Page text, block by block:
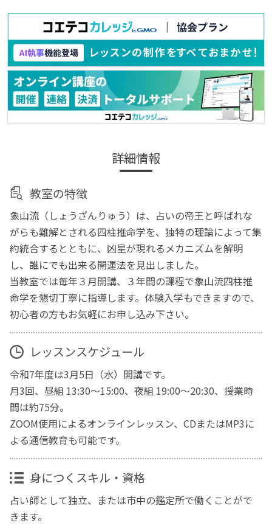
詳細情報
教室の特徴
象山流（しょうざんりゅう）は、占いの帝王と呼ばれな
がらも難解とされる四柱推命学を、独特の理論によって集
約統合するとともに、凶星が現れるメカニズムを解明
し、誰にでも出来る開運法を見出しました。
当教室では毎年３月開講、３年間の課程で象山流四柱推
命学を懇切丁寧に指導します。体験入学もできますので、
初心者の方もお気軽にお申し込み下さい。
レッスンスケジュール
令和7年度は3月5日（水）開講です。
月3回、昼組 13:30～15:00、夜組 19:00～20:30、授業時
間は約75分。
ZOOM使用によるオンラインレッスン、CDまたはMP3に
よる通信教育も可能です。
身につくスキル・資格
占い師として独立、または市中の鑑定所で働くことがで
きます。